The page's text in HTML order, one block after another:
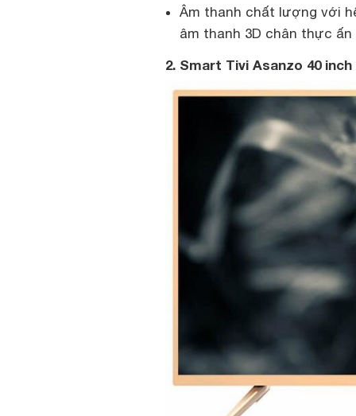
Âm thanh chất lượng với
âm thanh 3D chân thực
2. Smart Tivi Asanzo 40 inch